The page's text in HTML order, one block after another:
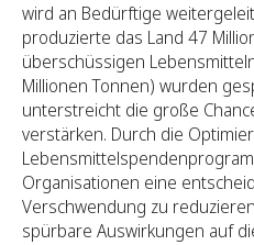
wird an Bedürftige
produzierte das Land 47
überschüssigen
Millionen Tonnen) wurden
unterstreicht die große
verstärken. Durch die
Organisationen eine
Verschwendung zu
spürbare Auswirkungen auf